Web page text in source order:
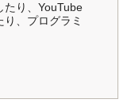
たり、YouTube
、プログラミ